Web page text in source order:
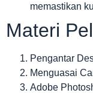
memastikan
Materi
Pengantar
Menguasai
Adobe